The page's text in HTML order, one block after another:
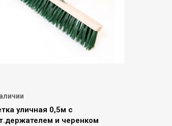
уличная 0,5м с
и черенком